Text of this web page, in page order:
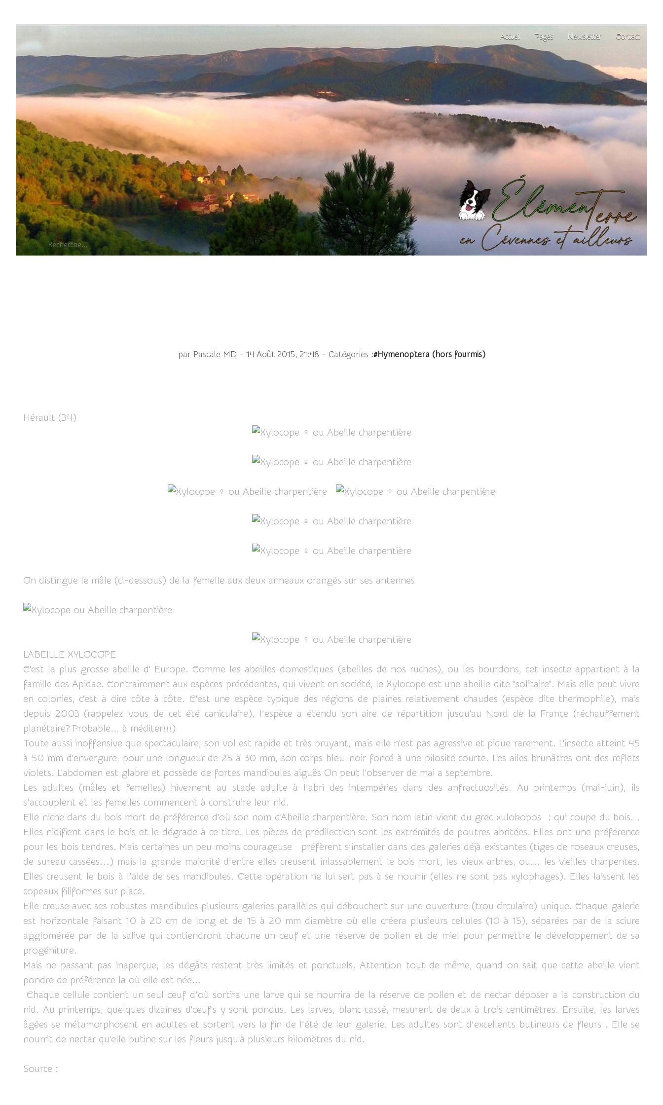
Accueil Pages Newsletter Contact
par Pascale MD - 14 Août 2015, 21:48 - Catégories :#Hymenoptera (hors fourmis)
Hérault (34)
On distingue le mâle (ci-dessous) de la femelle aux deux anneaux orangés sur ses antennes
L'ABEILLE XYLOCOPE
C'est la plus grosse abeille d' Europe. Comme les abeilles domestiques (abeilles de nos ruches), ou les bourdons, cet insecte appartient à la
famille des Apidae. Contrairement aux espèces précédentes, qui vivent en société, le Xylocope est une abeille dite "solitaire". Mais elle peut vivre
en colonies, c'est à dire côte à côte. C'est une espèce typique des régions de plaines relativement chaudes (espèce dite thermophile), mais
depuis 2003 (rappelez vous de cet été caniculaire), l’espèce a étendu son aire de répartition jusqu'au Nord de la France (réchauffement
planétaire? Probable... à méditer!!!)
Toute aussi inoffensive que spectaculaire, son vol est rapide et très bruyant, mais elle n'est pas agressive et pique rarement. L'insecte atteint 45
à 50 mm d'envergure, pour une longueur de 25 à 30 mm, son corps bleu-noir foncé à une pilosité courte. Les ailes brunâtres ont des reflets
violets. L'abdomen est glabre et possède de fortes mandibules aiguës On peut l'observer de mai a septembre.
Les adultes (mâles et femelles) hivernent au stade adulte à l’abri des intempéries dans des anfractuosités. Au printemps (mai-juin), ils
s’accouplent et les femelles commencent à construire leur nid.
Elle niche dans du bois mort de préférence d'où son nom d'Abeille charpentière. Son nom latin vient du grec xulokopos : qui coupe du bois. .
Elles nidifient dans le bois et le dégrade à ce titre. Les pièces de prédilection sont les extrémités de poutres abritées. Elles ont une préférence
pour les bois tendres. Mais certaines un peu moins courageuse préfèrent s’installer dans des galeries déjà existantes (tiges de roseaux creuses,
de sureau cassées…) mais la grande majorité d’entre elles creusent inlassablement le bois mort, les vieux arbres, ou… les vieilles charpentes.
Elles creusent le bois à l’aide de ses mandibules. Cette opération ne lui sert pas à se nourrir (elles ne sont pas xylophages). Elles laissent les
copeaux filiformes sur place.
Elle creuse avec ses robustes mandibules plusieurs galeries parallèles qui débouchent sur une ouverture (trou circulaire) unique. Chaque galerie
est horizontale faisant 10 à 20 cm de long et de 15 à 20 mm diamètre où elle créera plusieurs cellules (10 à 15), séparées par de la sciure
agglomérée par de la salive qui contiendront chacune un œuf et une réserve de pollen et de miel pour permettre le développement de sa
progéniture.
Mais ne passant pas inaperçue, les dégâts restent très limités et ponctuels. Attention tout de même, quand on sait que cette abeille vient
pondre de préférence la où elle est née...
Chaque cellule contient un seul œuf d’où sortira une larve qui se nourrira de la réserve de pollen et de nectar déposer a la construction du
nid. Au printemps, quelques dizaines d'œuf's y sont pondus. Les larves, blanc cassé, mesurent de deux à trois centimètres. Ensuite, les larves
âgées se métamorphosent en adultes et sortent vers la fin de l’été de leur galerie. Les adultes sont d’excellents butineurs de fleurs . Elle se
nourrit de nectar qu'elle butine sur les fleurs jusqu'à plusieurs kilomètres du nid.
Source :